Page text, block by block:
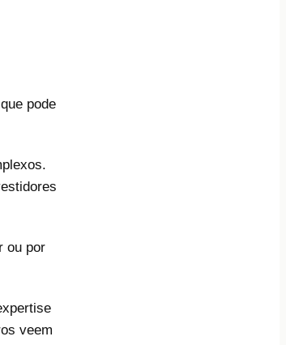
pode
ou por
veem